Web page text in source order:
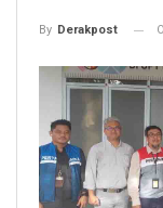
By Derakpost